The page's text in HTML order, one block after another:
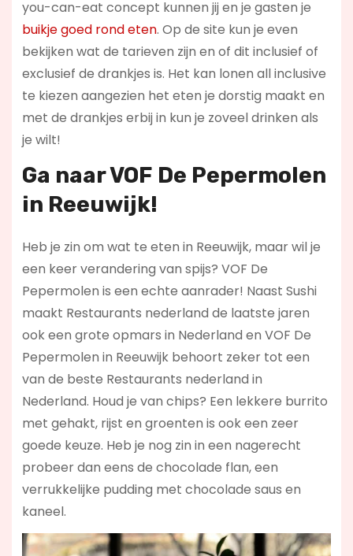
you-can-eat concept kunnen jij en je gasten je
buikje goed rond eten. Op de site kun je even
bekijken wat de tarieven zijn en of dit inclusief of
exclusief de drankjes is. Het kan lonen all inclusive
te kiezen aangezien het eten je dorstig maakt en
met de drankjes erbij in kun je zoveel drinken als
je wilt!
Ga naar VOF De Pepermolen
in Reeuwijk!
Heb je zin om wat te eten in Reeuwijk, maar wil je
een keer verandering van spijs? VOF De
Pepermolen is een echte aanrader! Naast Sushi
maakt Restaurants nederland de laatste jaren
ook een grote opmars in Nederland en VOF De
Pepermolen in Reeuwijk behoort zeker tot een
van de beste Restaurants nederland in
Nederland. Houd je van chips? Een lekkere burrito
met gehakt, rijst en groenten is ook een zeer
goede keuze. Heb je nog zin in een nagerecht
probeer dan eens de chocolade flan, een
verrukkelijke pudding met chocolade saus en
kaneel.